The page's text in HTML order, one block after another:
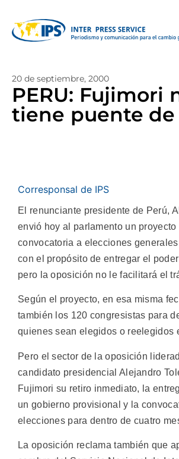
20 de septiembre, 2000
PERU: Fujimori
tiene puente de
Corresponsal de IPS
El renunciante presidente de Perú,
envió hoy al parlamento un proyecto
convocatoria a elecciones
con el propósito de entregar el
pero la oposición no le facilitará el
Según el proyecto, en esa misma
también los 120 congresistas para
quienes sean elegidos o reelegidos
Pero el sector de la oposición
candidato presidencial Alejandro
Fujimori su retiro inmediato, la
un gobierno provisional y la
elecciones para dentro de cuatro
La oposición reclama también que